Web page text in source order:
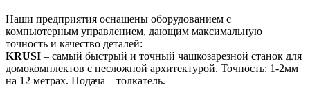
Наши предприятия оснащены оборудованием с
компьютерным управлением, дающим максимальную
точность и качество деталей:
KRUSI – самый быстрый и точный чашкозарезной станок для
домокомплектов с несложной архитектурой. Точность: 1-2мм
на 12 метрах. Подача – толкатель.